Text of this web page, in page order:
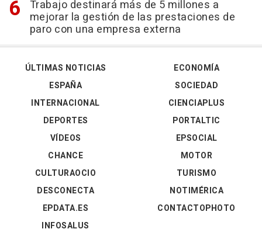
Trabajo destinará más de 5 millones a
mejorar la gestión de las prestaciones de
paro con una empresa externa
ÚLTIMAS NOTICIAS
ESPAÑA
INTERNACIONAL
DEPORTES
VÍDEOS
ECONOMÍA
SOCIEDAD
CIENCIAPLUS
PORTALTIC
EPSOCIAL
CHANCE
CULTURAOCIO
DESCONECTA
EPDATA.ES
INFOSALUS
MOTOR
TURISMO
NOTIMÉRICA
CONTACTOPHOTO